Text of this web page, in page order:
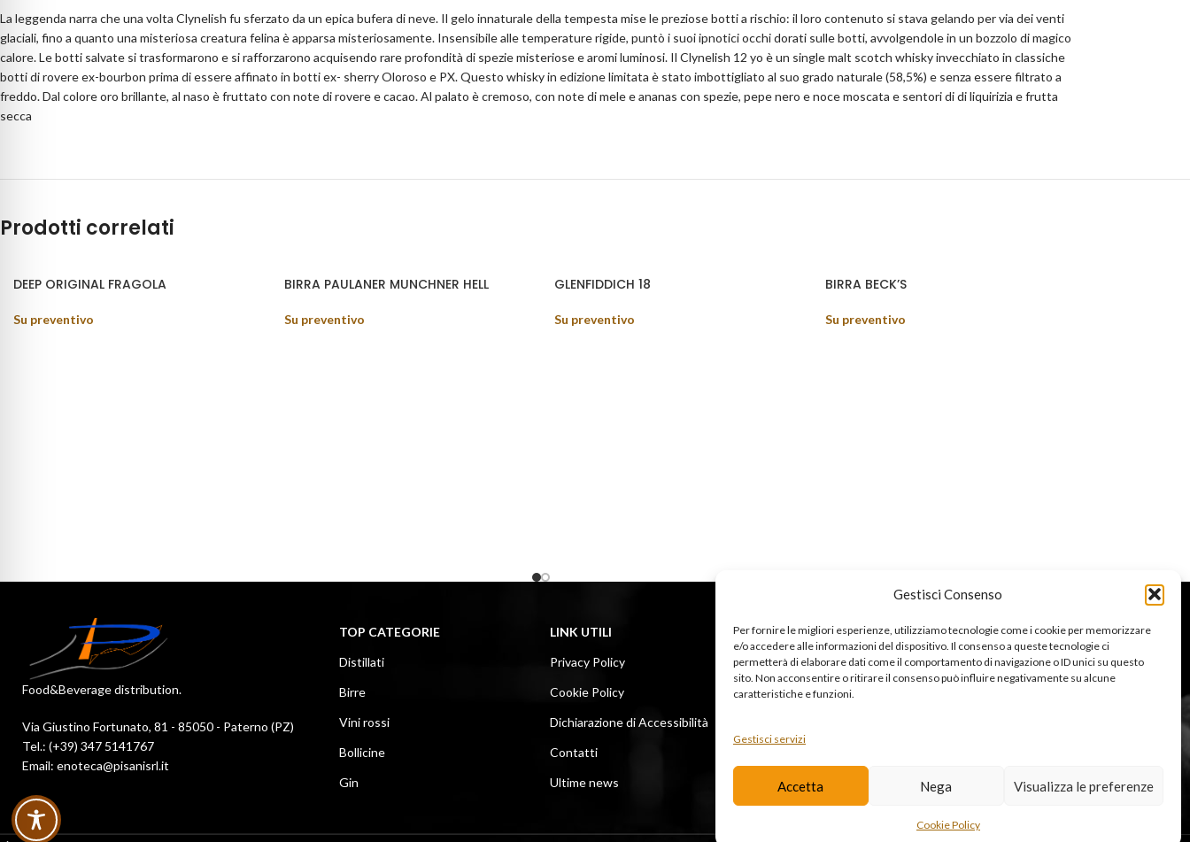
Gestisci Consenso
Per fornire le migliori esperienze, utilizziamo tecnologie come i cookie per memorizzare
e/o accedere alle informazioni del dispositivo. Il consenso a queste tecnologie ci
permetterà di elaborare dati come il comportamento di navigazione o ID unici su questo
sito. Non acconsentire o ritirare il consenso può influire negativamente su alcune
caratteristiche e funzioni.
Gestisci servizi
Accetta Nega Visualizza le preferenze
Cookie Policy
La leggenda narra che una volta Clynelish fu sferzato da un epica bufera di neve. Il gelo innaturale della tempesta mise le preziose botti a rischio: il loro contenuto si stava gelando per via dei venti
glaciali, fino a quanto una misteriosa creatura felina è apparsa misteriosamente. Insensibile alle temperature rigide, puntò i suoi ipnotici occhi dorati sulle botti, avvolgendole in un bozzolo di magico
calore. Le botti salvate si trasformarono e si rafforzarono acquisendo rare profondità di spezie misteriose e aromi luminosi. Il Clynelish 12 yo è un single malt scotch whisky invecchiato in classiche
botti di rovere ex-bourbon prima di essere affinato in botti ex- sherry Oloroso e PX. Questo whisky in edizione limitata è stato imbottigliato al suo grado naturale (58,5%) e senza essere filtrato a
freddo. Dal colore oro brillante, al naso è fruttato con note di rovere e cacao. Al palato è cremoso, con note di mele e ananas con spezie, pepe nero e noce moscata e sentori di di liquirizia e frutta
secca
Prodotti correlati
DEEP ORIGINAL FRAGOLA
Su preventivo
BIRRA PAULANER MUNCHNER HELL
Su preventivo
GLENFIDDICH 18
Su preventivo
BIRRA BECK’S
Su preventivo
Food&Beverage distribution.
Via Giustino Fortunato, 81 - 85050 - Paterno (PZ)
Tel.: (+39) 347 5141767
Email: enoteca@pisanisrl.it
TOP CATEGORIE
Distillati
Birre
Vini rossi
Bollicine
Gin
LINK UTILI
Privacy Policy
Cookie Policy
Dichiarazione di Accessibilità
Contatti
Ultime news
LINK UTILI
Instagram
Facebook